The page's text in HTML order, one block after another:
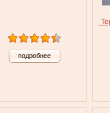
подробнее